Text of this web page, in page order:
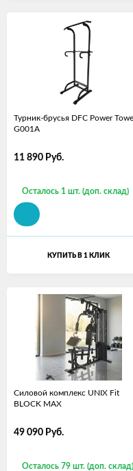
Турник-брусья DFC Power
G001A
11 890 Руб.
Осталось 1 шт. (доп. склад)
КУПИТЬ В 1 КЛИК
Силовой комплекс UNIX Fit
BLOCK MAX
49 090 Руб.
Осталось 79 шт. (доп. склад)